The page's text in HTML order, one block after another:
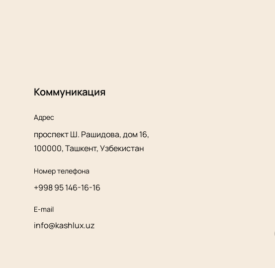
Коммуникация
Адрес
проспект Ш. Рашидова, дом 16,
100000, Ташкент, Узбекистан
Номер телефона
+998 95 146-16-16
E-mail
info@kashlux.uz